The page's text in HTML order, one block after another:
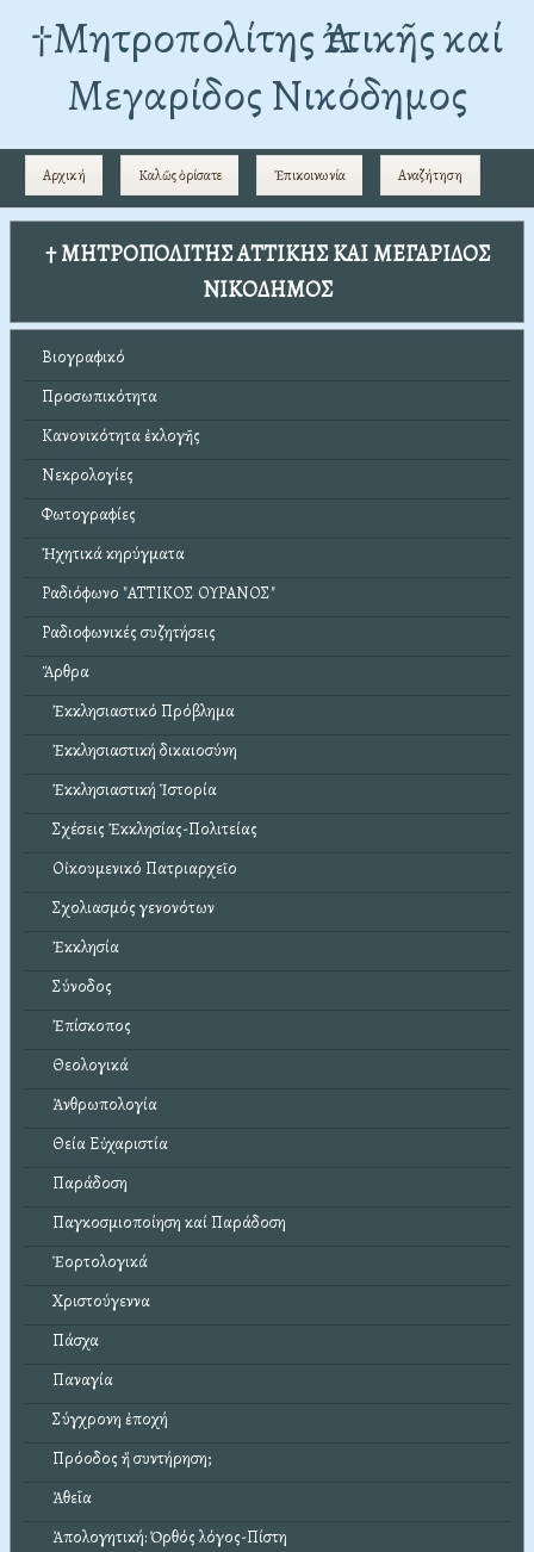
†Mητροπολίτης Ἀττικῆς καί
Μεγαρίδος Νικόδημος
Αρχική Καλῶς ὁρίσατε Ἐπικοινωνία Αναζήτηση
† ΜΗΤΡΟΠΟΛΙΤΗΣ ΑΤΤΙΚΗΣ ΚΑΙ ΜΕΓΑΡΙΔΟΣ
ΝΙΚΟΔΗΜΟΣ
Βιογραφικό
Προσωπικότητα
Κανονικότητα ἐκλογῆς
Νεκρολογίες
Φωτογραφίες
Ἠχητικά κηρύγματα
Ραδιόφωνο "ΑΤΤΙΚΟΣ ΟΥΡΑΝΟΣ"
Ραδιοφωνικές συζητήσεις
Ἄρθρα
Ἐκκλησιαστικό Πρόβλημα
Ἐκκλησιαστική δικαιοσύνη
Ἐκκλησιαστική Ἱστορία
Σχέσεις Ἐκκλησίας-Πολιτείας
Οἰκουμενικό Πατριαρχεῖο
Σχολιασμός γενονότων
Ἐκκλησία
Σύνοδος
Ἐπίσκοπος
Θεολογικά
Ἀνθρωπολογία
Θεία Εὐχαριστία
Παράδοση
Παγκοσμιοποίηση καί Παράδοση
Ἑορτολογικά
Χριστούγεννα
Πάσχα
Παναγία
Σύγχρονη ἐποχή
Πρόοδος ἤ συντήρηση;
Ἀθεΐα
Ἀπολογητική: Ὀρθός λόγος-Πίστη